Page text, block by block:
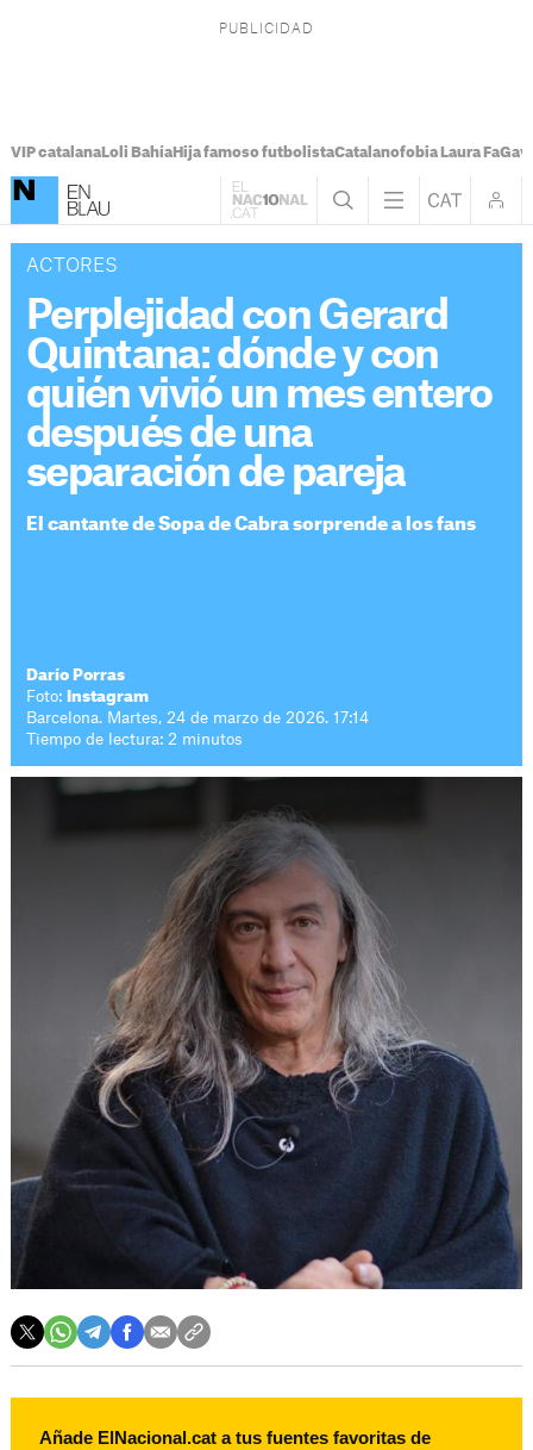
VIP catalanaLoli BahíaHija famoso futbolistaCatalanofobia Laura FaGavi
ACTORES
Perplejidad con Gerard
Quintana: dónde y con
quién vivió un mes entero
después de una
separación de pareja
El cantante de Sopa de Cabra sorprende a los fans
Darío Porras
Foto:
Instagram
Barcelona. Martes, 24 de marzo de 2026. 17:14
Tiempo de lectura: 2 minutos
Añade ElNacional.cat a tus fuentes favoritas de